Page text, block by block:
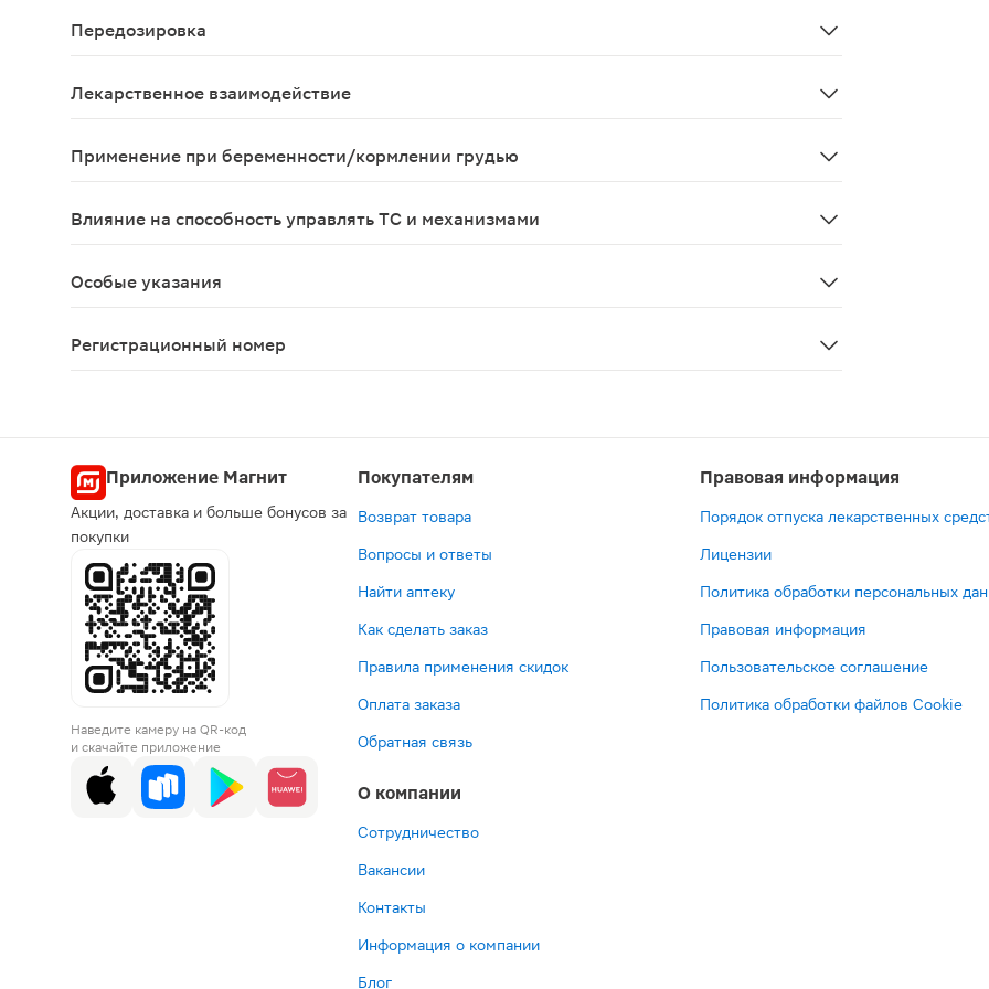
Передозировка
Лекарственное взаимодействие
Применение при беременности/кормлении грудью
Влияние на способность управлять ТС и механизмами
Особые указания
Регистрационный номер
Приложение Магнит
Акции, доставка и больше бонусов за
покупки
Наведите камеру на QR-код
и скачайте приложение
Покупателям
Возврат товара
Вопросы и ответы
Найти аптеку
Как сделать заказ
Правила применения скидок
Оплата заказа
Обратная связь
О компании
Сотрудничество
Вакансии
Контакты
Информация о компании
Блог
Правовая информация
Порядок отпуска лекарственных
Лицензии
Политика обработки персональных
Правовая информация
Пользовательское соглашение
Политика обработки файлов Cookie